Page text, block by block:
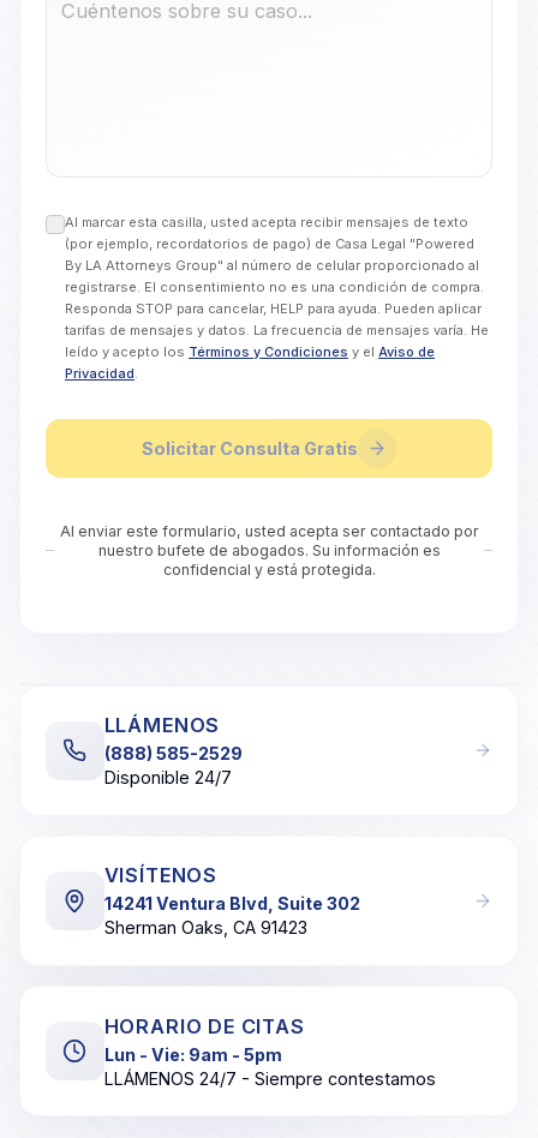
Al marcar esta casilla, usted acepta recibir mensajes de texto
(por ejemplo, recordatorios de pago) de Casa Legal "Powered
By LA Attorneys Group" al número de celular proporcionado al
registrarse. El consentimiento no es una condición de compra.
Responda STOP para cancelar, HELP para ayuda. Pueden aplicar
tarifas de mensajes y datos. La frecuencia de mensajes varía. He
leído y acepto los Términos y Condiciones y el Aviso de
Privacidad.
Solicitar Consulta Gratis
Al enviar este formulario, usted acepta ser contactado por
nuestro bufete de abogados. Su información es
confidencial y está protegida.
LLÁMENOS
(888) 585-2529
Disponible 24/7
VISÍTENOS
14241 Ventura Blvd, Suite 302
Sherman Oaks, CA 91423
HORARIO DE CITAS
Lun - Vie: 9am - 5pm
LLÁMENOS 24/7 - Siempre contestamos